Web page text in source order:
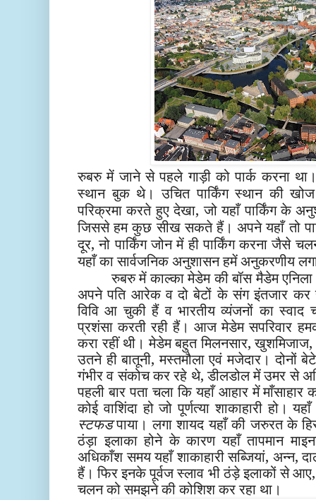
रुबरु में जाने से पहले गाड़ी को पार्क करना
स्थान बुक थे। उचित पार्किंग स्थान की
परिक्रमा करते हुए देखा, जो यहाँ पार्किंग के
जिससे हम कुछ सीख सकते हैं। अपने यहाँ तो
दूर, नो पार्किंग जोन में ही पार्किंग करना जैसे
यहाँ का सार्वजनिक अनुशासन हमें अनुकरणीय
रुबरु में काल्का मेडेम की बॉस मैडेम
अपने पति आरेक व दो बेटों के संग इंतजार कर
विवि आ चुकी हैं व भारतीय व्यंजनों का
प्रशंसा करती रही हैं। आज मेडेम सपरिवार
करा रहीं थी। मेडेम बहुत मिलनसार, खुशमिजाज,
उतने ही बातूनी, मस्तमौला एवं मजेदार। दोनों
गंभीर व संकोच कर रहे थे, डीलडोल में उमर से
पहली बार पता चला कि यहाँ आहार में
कोई वाशिंदा हो जो पूर्णत्या शाकाहारी
स्टफडपाया। लगा शायद यहाँ की जरुरत के
ठंड़ा इलाका होने के कारण यहाँ तापमान
अधिकाँश समय यहाँ शाकाहारी सब्जियां, अन्न,
हैं। फिर इनके पूर्वज स्लाव भी ठंड़े इलाकों से
चलन को समझने की कोशिश कर रहा था।